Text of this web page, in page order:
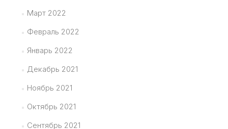
Март 2022
Февраль 2022
Январь 2022
Декабрь 2021
Ноябрь 2021
Октябрь 2021
Сентябрь 2021